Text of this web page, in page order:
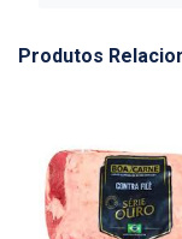
Produtos